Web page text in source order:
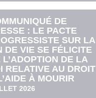
DE
: LE PACTE
SUR LA
DE VIE SE FÉLICITE
L’ADOPTION DE LA
RELATIVE AU DROIT
À MOURIR
2026